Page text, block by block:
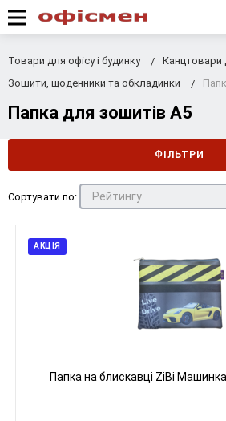
Товари для офісу і будинку
Канцтовари
Зошити, щоденники та обкладинки
Папка для зошитів А5
ФІЛЬТРИ
Сортувати по:
АКЦІЯ
Папка на блискавці ZiBi